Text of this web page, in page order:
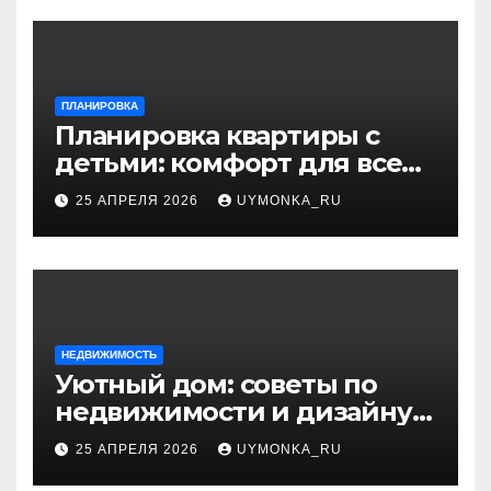
ПЛАНИРОВКА
Планировка квартиры с
детьми: комфорт для всей
семьи и разумный дизайн
25 АПРЕЛЯ 2026 UYMONKA_RU
НЕДВИЖИМОСТЬ
Уютный дом: советы по
недвижимости и дизайну
интерьера
25 АПРЕЛЯ 2026 UYMONKA_RU